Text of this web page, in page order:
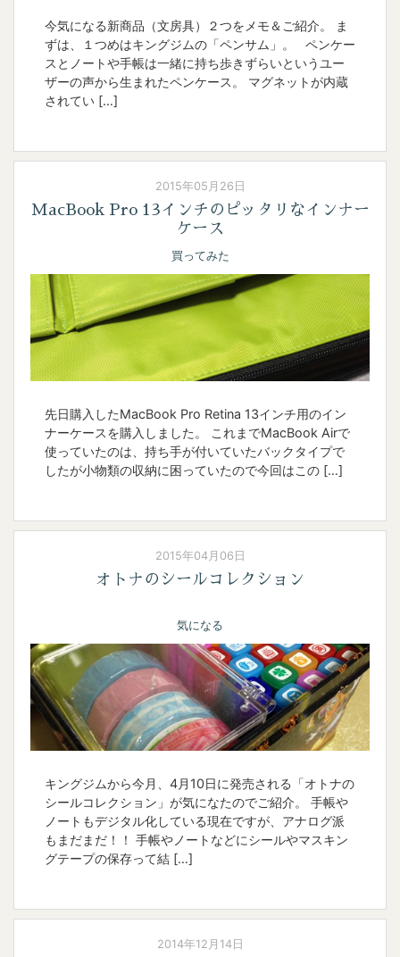
今気になる新商品（文房具）２つをメモ＆ご紹介。 ま
ずは、１つめはキングジムの「ペンサム」。 ペンケー
スとノートや手帳は一緒に持ち歩きずらいというユー
ザーの声から生まれたペンケース。 マグネットが内蔵
されてい […]
2015年05月26日
MacBook Pro 13インチのピッタリなインナー
ケース
買ってみた
先日購入したMacBook Pro Retina 13インチ用のイン
ナーケースを購入しました。 これまでMacBook Airで
使っていたのは、持ち手が付いていたバックタイプで
したが小物類の収納に困っていたので今回はこの […]
2015年04月06日
オトナのシールコレクション
気になる
キングジムから今月、4月10日に発売される「オトナの
シールコレクション」が気になたのでご紹介。 手帳や
ノートもデジタル化している現在ですが、アナログ派
もまだまだ！！ 手帳やノートなどにシールやマスキン
グテープの保存って結 […]
2014年12月14日